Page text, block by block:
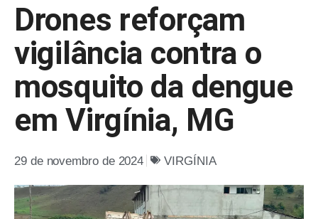
Drones reforçam
vigilância contra o
mosquito da dengue
em Virgínia, MG
29 de novembro de 2024 VIRGÍNIA